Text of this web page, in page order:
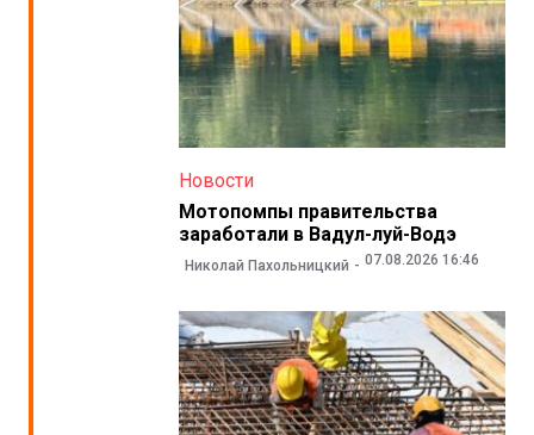
Новости
Мотопомпы правительства
заработали в Вадул-луй-Водэ
Николай Пахольницкий 07.08.2026 16:46